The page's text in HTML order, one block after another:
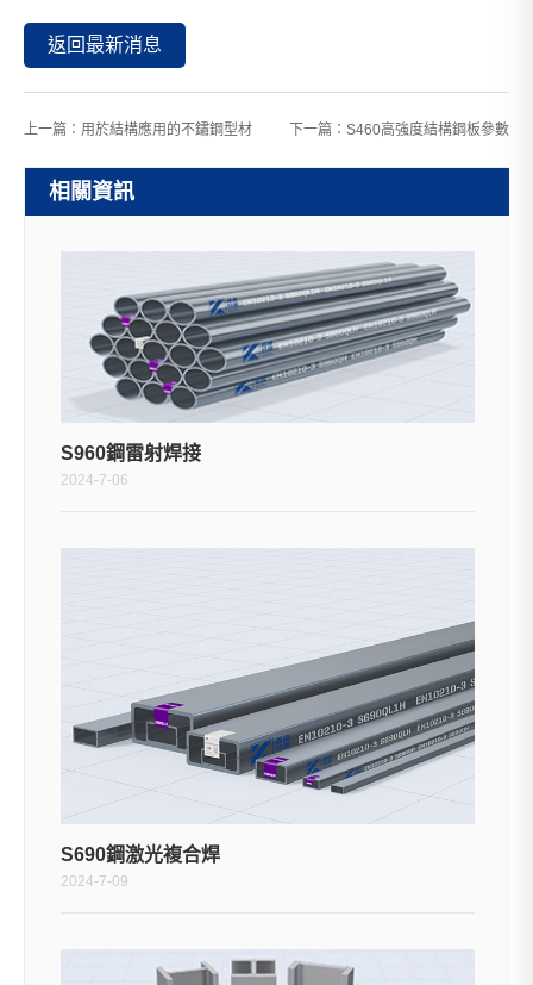
返回最新消息
上一篇： 用於結構應用的不鏽鋼型材 下一篇： S460高強度結構鋼板參數
相關資訊
S960鋼雷射焊接
2024-7-06
S690鋼激光複合焊
2024-7-09